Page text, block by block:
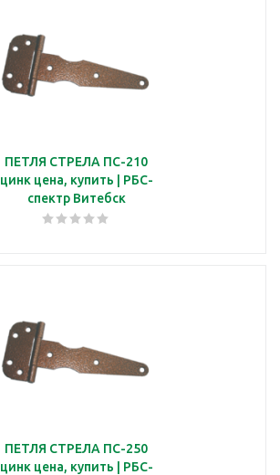
ПЕТЛЯ СТРЕЛА ПС-210
цинк цена, купить | РБС-
спектр Витебск
ПЕТЛЯ СТРЕЛА ПС-250
цинк цена, купить | РБС-